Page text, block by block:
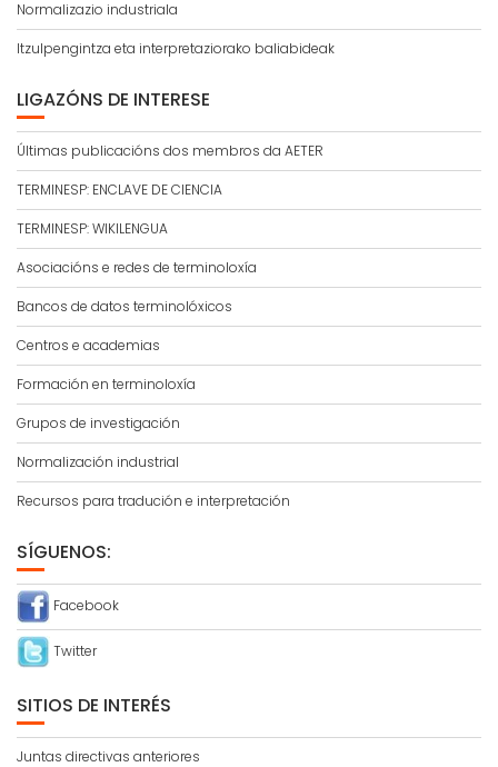
Normalizazio industriala
Itzulpengintza eta interpretaziorako baliabideak
LIGAZÓNS DE INTERESE
Últimas publicacións dos membros da AETER
TERMINESP: ENCLAVE DE CIENCIA
TERMINESP: WIKILENGUA
Asociacións e redes de terminoloxía
Bancos de datos terminolóxicos
Centros e academias
Formación en terminoloxía
Grupos de investigación
Normalización industrial
Recursos para tradución e interpretación
SÍGUENOS:
Facebook
Twitter
SITIOS DE INTERÉS
Juntas directivas anteriores